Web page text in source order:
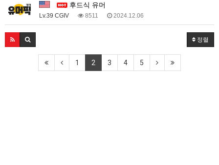
후드식 유머
Lv.39 CGIV 8511 2024.12.06
정렬
1 2 3 4 5